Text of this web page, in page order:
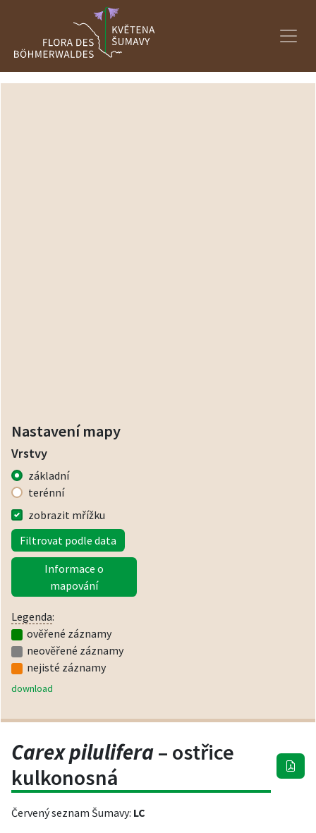
Nastavení mapy
Vrstvy
základní
terénní
zobrazit mřížku
Filtrovat podle data
Informace o
mapování
Legenda:
ověřené záznamy
neověřené záznamy
nejisté záznamy
download
Carex pilulifera– ostřice
kulkonosná
Červený seznam Šumavy: LC